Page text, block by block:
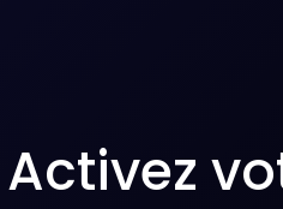
Activez